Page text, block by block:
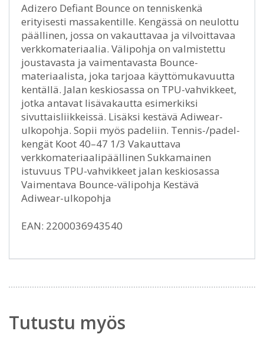
Adizero Defiant Bounce on tenniskenkä
erityisesti massakentille. Kengässä on neulottu
päällinen, jossa on vakauttavaa ja vilvoittavaa
verkkomateriaalia. Välipohja on valmistettu
joustavasta ja vaimentavasta Bounce-
materiaalista, joka tarjoaa käyttömukavuutta
kentällä. Jalan keskiosassa on TPU-vahvikkeet,
jotka antavat lisävakautta esimerkiksi
sivuttaisliikkeissä. Lisäksi kestävä Adiwear-
ulkopohja. Sopii myös padeliin. Tennis-/padel-
kengät Koot 40–47 1/3 Vakauttava
verkkomateriaalipäällinen Sukkamainen
istuvuus TPU-vahvikkeet jalan keskiosassa
Vaimentava Bounce-välipohja Kestävä
Adiwear-ulkopohja
EAN: 2200036943540
Tutustu myös